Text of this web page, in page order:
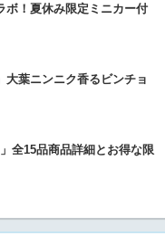
ボ！夏休み限定ミニカー付
大葉ニンニク香るビンチョ
全15品商品詳細とお得な限